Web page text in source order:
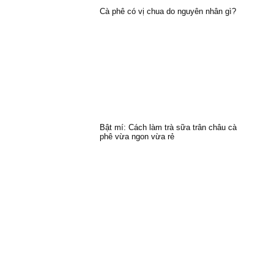
Cà phê có vị chua do nguyên nhân gì?
Bật mí: Cách làm trà sữa trân châu cà
phê vừa ngon vừa rẻ